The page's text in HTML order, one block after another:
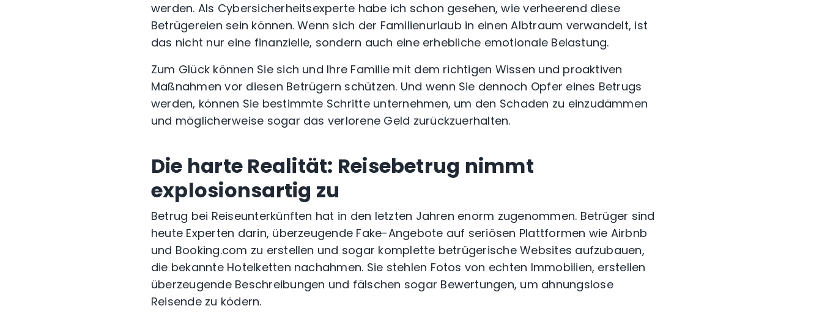
werden. Als Cybersicherheitsexperte habe ich schon gesehen, wie verheerend diese
Betrügereien sein können. Wenn sich der Familienurlaub in einen Albtraum verwandelt, ist
das nicht nur eine finanzielle, sondern auch eine erhebliche emotionale Belastung.
Zum Glück können Sie sich und Ihre Familie mit dem richtigen Wissen und proaktiven
Maßnahmen vor diesen Betrügern schützen. Und wenn Sie dennoch Opfer eines Betrugs
werden, können Sie bestimmte Schritte unternehmen, um den Schaden zu einzudämmen
und möglicherweise sogar das verlorene Geld zurückzuerhalten.
Die harte Realität: Reisebetrug nimmt
explosionsartig zu
Betrug bei Reiseunterkünften hat in den letzten Jahren enorm zugenommen. Betrüger sind
heute Experten darin, überzeugende Fake-Angebote auf seriösen Plattformen wie Airbnb
und Booking.com zu erstellen und sogar komplette betrügerische Websites aufzubauen,
die bekannte Hotelketten nachahmen. Sie stehlen Fotos von echten Immobilien, erstellen
überzeugende Beschreibungen und fälschen sogar Bewertungen, um ahnungslose
Reisende zu ködern.